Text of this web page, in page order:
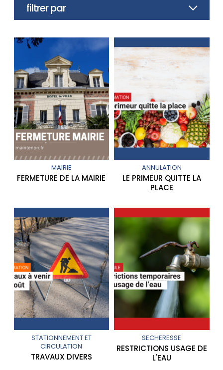
MAIRIE
FERMETURE DE LA MAIRIE
ANNULATION
LE PRIMEUR QUITTE LA
PLACE
STATIONNEMENT ET
CIRCULATION
TRAVAUX DIVERS
SECHERESSE
RESTRICTIONS USAGE DE
L'EAU
filtrer par